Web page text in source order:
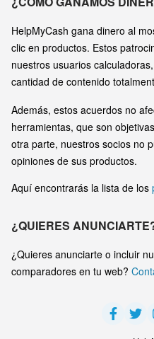
HelpMyCash gana dinero al
clic en productos. Estos
nuestros usuarios
cantidad de contenido
Además, estos acuerdos no
herramientas, que son
otra parte, nuestros socios no
opiniones de sus productos.
Aquí encontrarás la lista de los
¿QUIERES
¿Quieres anunciarte o incluir
comparadores en tu web?